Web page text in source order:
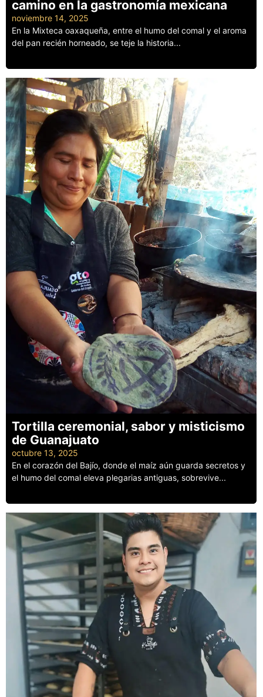
camino en la gastronomía mexicana
noviembre 14, 2025
En la Mixteca oaxaqueña, entre el humo del comal y el aroma
del pan recién horneado, se teje la historia...
Tortilla ceremonial, sabor y misticismo
de Guanajuato
octubre 13, 2025
En el corazón del Bajío, donde el maíz aún guarda secretos y
el humo del comal eleva plegarias antiguas, sobrevive...